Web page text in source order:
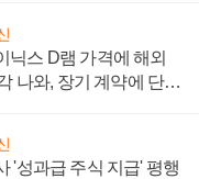
닉스 D램 가격에 해외
나와, 장기 계약에 단점
'성과급 주식 지급' 평행